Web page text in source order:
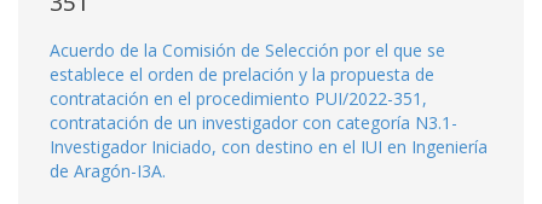
Acuerdo de la Comisión de Selección por el que se
establece el orden de prelación y la propuesta de
contratación en el procedimiento PUI/2022-351,
contratación de un investigador con categoría N3.1-
Investigador Iniciado, con destino en el IUI en Ingeniería
de Aragón-I3A.